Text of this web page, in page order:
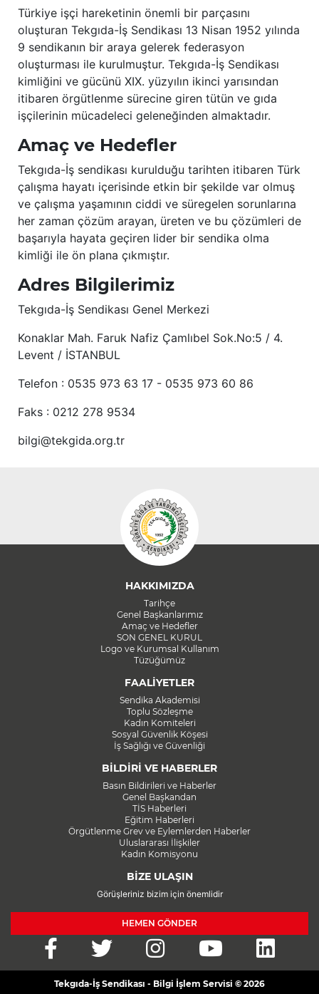
Türkiye işçi hareketinin önemli bir parçasını
oluşturan Tekgıda-İş Sendikası 13 Nisan 1952 yılında
9 sendikanın bir araya gelerek federasyon
oluşturması ile kurulmuştur. Tekgıda-İş Sendikası
kimliğini ve gücünü XIX. yüzyılın ikinci yarısından
itibaren örgütlenme sürecine giren tütün ve gıda
işçilerinin mücadeleci geleneğinden almaktadır.
Amaç ve Hedefler
Tekgıda-İş sendikası kurulduğu tarihten itibaren Türk
çalışma hayatı içerisinde etkin bir şekilde var olmuş
ve çalışma yaşamının ciddi ve süregelen sorunlarına
her zaman çözüm arayan, üreten ve bu çözümleri de
başarıyla hayata geçiren lider bir sendika olma
kimliği ile ön plana çıkmıştır.
Adres Bilgilerimiz
Tekgıda-İş Sendikası Genel Merkezi
Konaklar Mah. Faruk Nafiz Çamlıbel Sok.No:5 / 4.
Levent / İSTANBUL
Telefon : 0535 973 63 17 - 0535 973 60 86
Faks : 0212 278 9534
bilgi@tekgida.org.tr
HAKKIMIZDA
Tarihçe
Genel Başkanlarımız
Amaç ve Hedefler
SON GENEL KURUL
Logo ve Kurumsal Kullanım
Tüzüğümüz
FAALİYETLER
Sendika Akademisi
Toplu Sözleşme
Kadın Komiteleri
Sosyal Güvenlik Köşesi
İş Sağlığı ve Güvenliği
BİLDİRİ VE HABERLER
Basın Bildirileri ve Haberler
Genel Başkandan
TİS Haberleri
Eğitim Haberleri
Örgütlenme Grev ve Eylemlerden Haberler
Uluslararası İlişkiler
Kadın Komisyonu
BİZE ULAŞIN
Görüşleriniz bizim için önemlidir
HEMEN GÖNDER
Tekgıda-İş Sendikası - Bilgi İşlem Servisi © 2026